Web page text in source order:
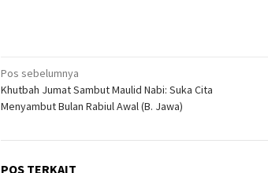
Navigasi
pos
Pos sebelumnya
Khutbah Jumat Sambut Maulid Nabi: Suka Cita
Menyambut Bulan Rabiul Awal (B. Jawa)
POS TERKAIT